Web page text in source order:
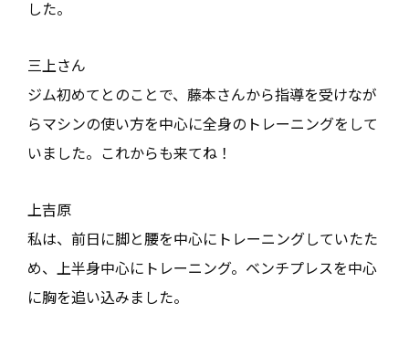
した。
三上さん
ジム初めてとのことで、藤本さんから指導を受けなが
らマシンの使い方を中心に全身のトレーニングをして
いました。これからも来てね！
上吉原
私は、前日に脚と腰を中心にトレーニングしていたた
め、上半身中心にトレーニング。ベンチプレスを中心
に胸を追い込みました。